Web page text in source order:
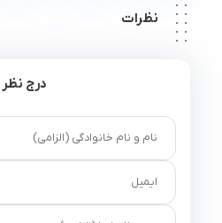
نظرات
درج نظر